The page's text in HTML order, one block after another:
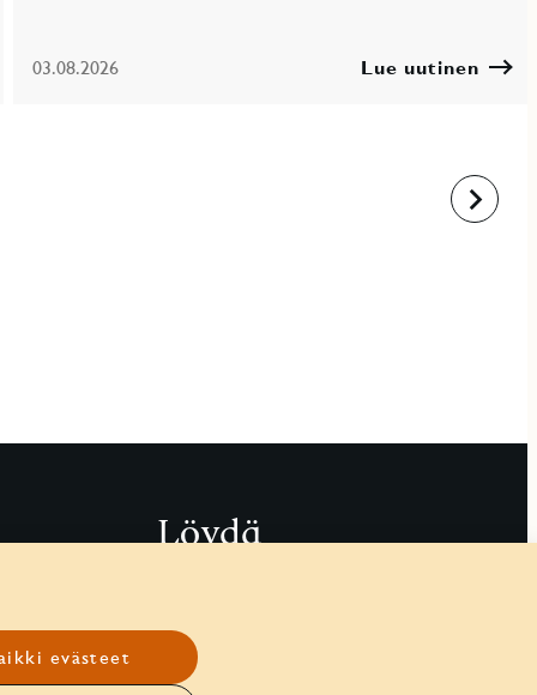
03.08.2026 Lue uutinen
evästeet
Löydä
Tietosuoja